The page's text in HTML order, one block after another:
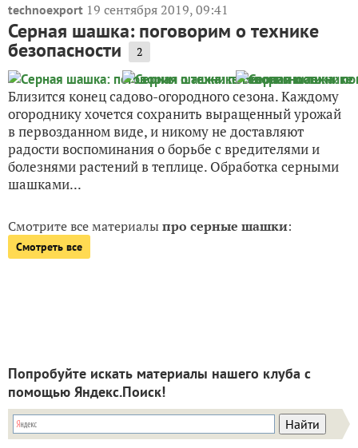
technoexport 19 сентября 2019, 09:41
Серная шашка: поговорим о технике
безопасности 2
Близится конец садово-огородного сезона. Каждому
огороднику хочется сохранить выращенный урожай
в первозданном виде, и никому не доставляют
радости воспоминания о борьбе с вредителями и
болезнями растений в теплице. Обработка серными
шашками...
Смотрите все материалыпро серные шашки:
Смотреть все
Попробуйте искать материалы нашего клуба с
помощью Яндекс.Поиск!